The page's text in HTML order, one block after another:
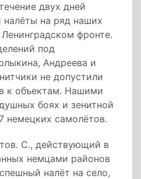
двух дней
налёты на ряд наших
фронте.
под
Андреева и
не допустили
к объектам. Нашими
боях и зенитной
немецких самолётов.
С., действующий в
немцами районов
налёт на село,